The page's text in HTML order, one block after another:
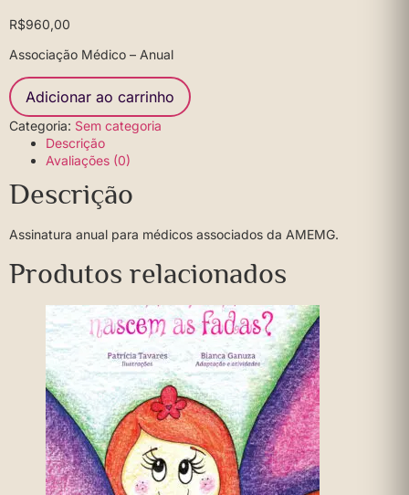
R$960,00
Associação Médico – Anual
Adicionar ao carrinho
Categoria: Sem categoria
Descrição
Avaliações (0)
Descrição
Assinatura anual para médicos associados da AMEMG.
Produtos relacionados